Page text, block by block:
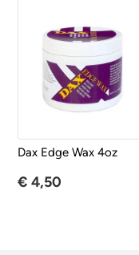
Dax Edge Wax 4oz
€ 4,50